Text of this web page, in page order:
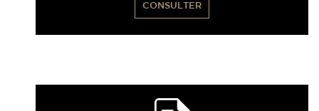
CONSULTER